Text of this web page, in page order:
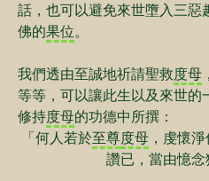
話，也可以避免來世墮入三惡
佛的果位。
我們透由至誠地祈請聖救度母
等等，可以讓此生以及來世的
修持度母的功德中所撰：
「何人若於至尊度母 ，虔懷
讚已，當由憶念